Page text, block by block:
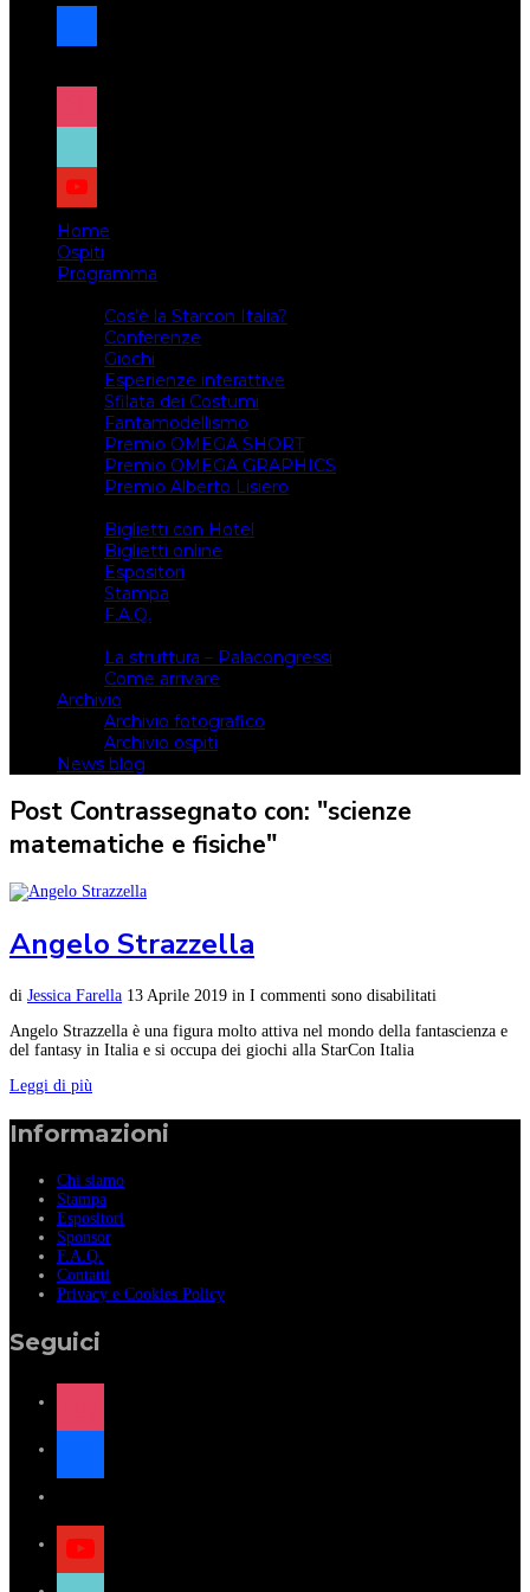
facebook
x
instagram
tiktok
youtube
Home
Ospiti
Programma
Cos’è la Starcon Italia?
Conferenze
Giochi
Esperienze interattive
Sfilata dei Costumi
Fantamodellismo
Premio OMEGA SHORT
Premio OMEGA GRAPHICS
Premio Alberto Lisiero
Biglietti con Hotel
Biglietti online
Espositori
Stampa
F.A.Q.
La struttura – Palacongressi
Come arrivare
Archivio
Archivio fotografico
Archivio ospiti
News blog
Post Contrassegnato con: "scienze
matematiche e fisiche"
Angelo Strazzella
di Jessica Farella 13 Aprile 2019 in I commenti sono disabilitati
Angelo Strazzella è una figura molto attiva nel mondo della fantascienza e
del fantasy in Italia e si occupa dei giochi alla StarCon Italia
Leggi di più
Informazioni
Chi siamo
Stampa
Espositori
Sponsor
F.A.Q.
Contatti
Privacy e Cookies Policy
Seguici
instagram
facebook
x
youtube
tiktok